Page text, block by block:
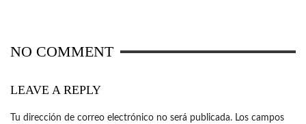
NO COMMENT
LEAVE A REPLY
Tu dirección de correo electrónico no será publicada. Los campos